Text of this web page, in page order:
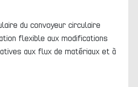
du convoyeur circulaire
flexible aux modifications
aux flux de matériaux et à